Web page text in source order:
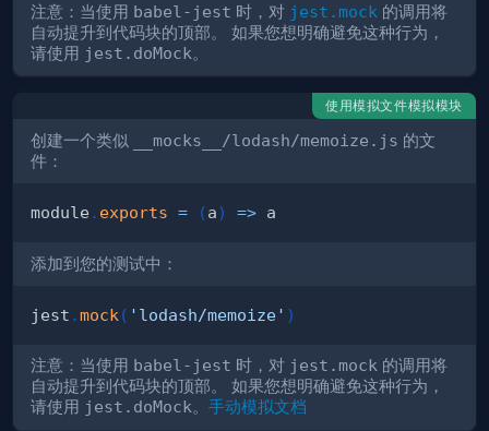
注意：当使用 babel-jest 时，对 jest.mock 的调用将
自动提升到代码块的顶部。 如果您想明确避免这种行为，
请使用 jest.doMock。
使用模拟文件模拟模块
创建一个类似 __mocks__/lodash/memoize.js 的文
件：
module . exports = (a) =>
添加到您的测试中：
jest .mock ( 'lodash/memoize' )
注意：当使用 babel-jest 时，对 jest.mock 的调用将
自动提升到代码块的顶部。 如果您想明确避免这种行为，
请使用 jest.doMock。 手动模拟文档